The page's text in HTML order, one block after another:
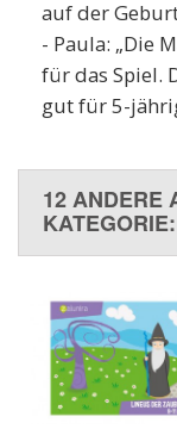
auf der
- Paula: „Die
für das Spiel.
gut für 5-
12 ANDERE
KATEGORIE: